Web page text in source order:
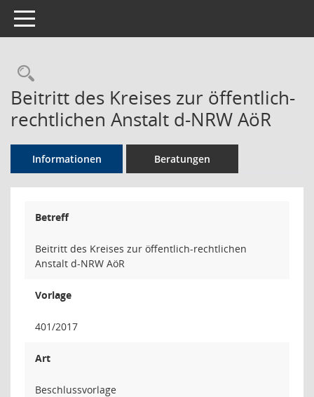
Toggle navigation
Rechercheauswahl
Beitritt des Kreises zur öffentlich-
rechtlichen Anstalt d-NRW AöR
Informationen Beratungen
Betreff
Beitritt des Kreises zur öffentlich-rechtlichen
Anstalt d-NRW AöR
Vorlage
401/2017
Art
Beschlussvorlage